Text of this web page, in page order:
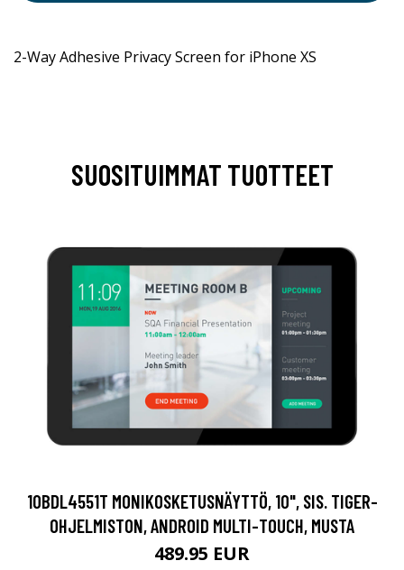
2-Way Adhesive Privacy Screen for iPhone XS
SUOSITUIMMAT TUOTTEET
10BDL4551T MONIKOSKETUSNÄYTTÖ, 10", SIS. TIGER-
OHJELMISTON, ANDROID MULTI-TOUCH, MUSTA
489.95 EUR